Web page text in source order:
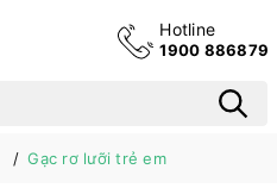
Hotline
1900 886879
Gạc rơ lưỡi trẻ em